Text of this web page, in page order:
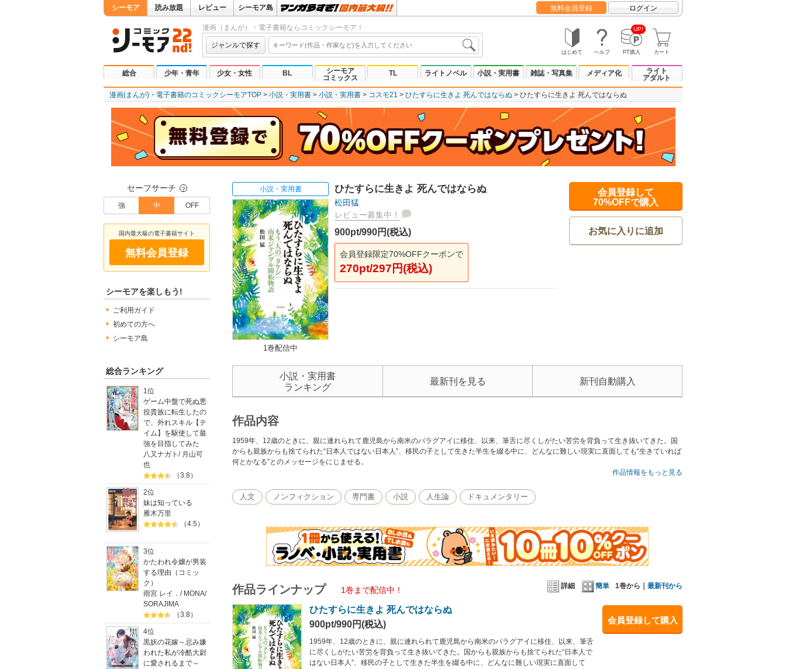
シーモア 読み放題 レビュー シーモア島 無料会員登録 ログイン
漫画（まんが）・電子書籍ならコミックシーモア！
ジャンルで探す
はじめて ヘルプ
UP!
PT購入 カート
総合 少年・青年 少女・女性 BL
シーモア
コミックス
TL ライトノベル 小説・実用書 雑誌・写真集 メディア化
ライト
アダルト
漫画(まんが)・電子書籍のコミックシーモアTOP 小説・実用書 小説・実用書 コスモ21 ひたすらに生きよ 死んではならぬ ひたすらに生きよ 死んではならぬ
セーフサーチ ？
強 中 OFF
国内最大級の電子書籍サイト
無料会員登録
シーモアを楽しもう!
ご利用ガイド
初めての方へ
シーモア島
総合ランキング
1位
ゲーム中盤で死ぬ悪
役貴族に転生したの
で、外れスキル【テ
イム】を駆使して最
強を目指してみた
八又ナガト / 月山可
也
（3.8）
2位
妹は知っている
雁木万里
（4.5）
3位
かたわれ令嬢が男装
する理由（コミッ
ク）
雨宮 レイ． / MONA/
SORAJIMA
（3.8）
4位
黒妖の花嫁～忌み嫌
われた私が冷酷大尉
に愛されるまで～
小説・実用書
1巻配信中
ひたすらに生きよ 死んではならぬ
松田猛
レビュー募集中！
900pt/990円(税込)
会員登録限定70%OFFクーポンで
270pt/297円(税込)
会員登録して
70%OFFで購入
お気に入りに追加
小説・実用書
ランキング
最新刊を見る 新刊自動購入
作品内容
1959年、12歳のときに、親に連れられて鹿児島から南米のパラグアイに移住、以来、筆舌に尽くしがたい苦労を背負って生き抜いてきた。国
からも親族からも捨てられた“日本人ではない日本人”、移民の子として生きた半生を綴る中に、どんなに難しい現実に直面しても“生きていれば
何とかなる”とのメッセージをにじませる。
作品情報をもっと見る
人文 ノンフィクション 専門書 小説 人生論 ドキュメンタリー
詳細 簡単 1巻から｜ 最新刊から
作品ラインナップ 1巻まで配信中！
会員登録して購入
ひたすらに生きよ 死んではならぬ
900pt/990円(税込)
1959年、12歳のときに、親に連れられて鹿児島から南米のパラグアイに移住、以来、筆舌
に尽くしがたい苦労を背負って生き抜いてきた。国からも親族からも捨てられた“日本人で
はない日本人”、移民の子として生きた半生を綴る中に、どんなに難しい現実に直面して